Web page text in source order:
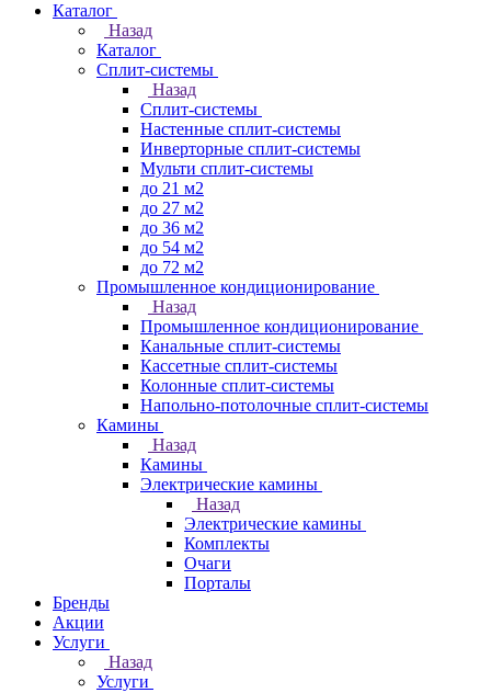
Каталог
Назад
Каталог
Сплит-системы
Назад
Сплит-системы
Настенные сплит-системы
Инверторные сплит-системы
Мульти сплит-системы
до 21 м2
до 27 м2
до 36 м2
до 54 м2
до 72 м2
Промышленное кондиционирование
Назад
Промышленное кондиционирование
Канальные сплит-системы
Кассетные сплит-системы
Колонные сплит-системы
Напольно-потолочные сплит-системы
Камины
Назад
Камины
Электрические камины
Назад
Электрические камины
Комплекты
Очаги
Порталы
Бренды
Акции
Услуги
Назад
Услуги